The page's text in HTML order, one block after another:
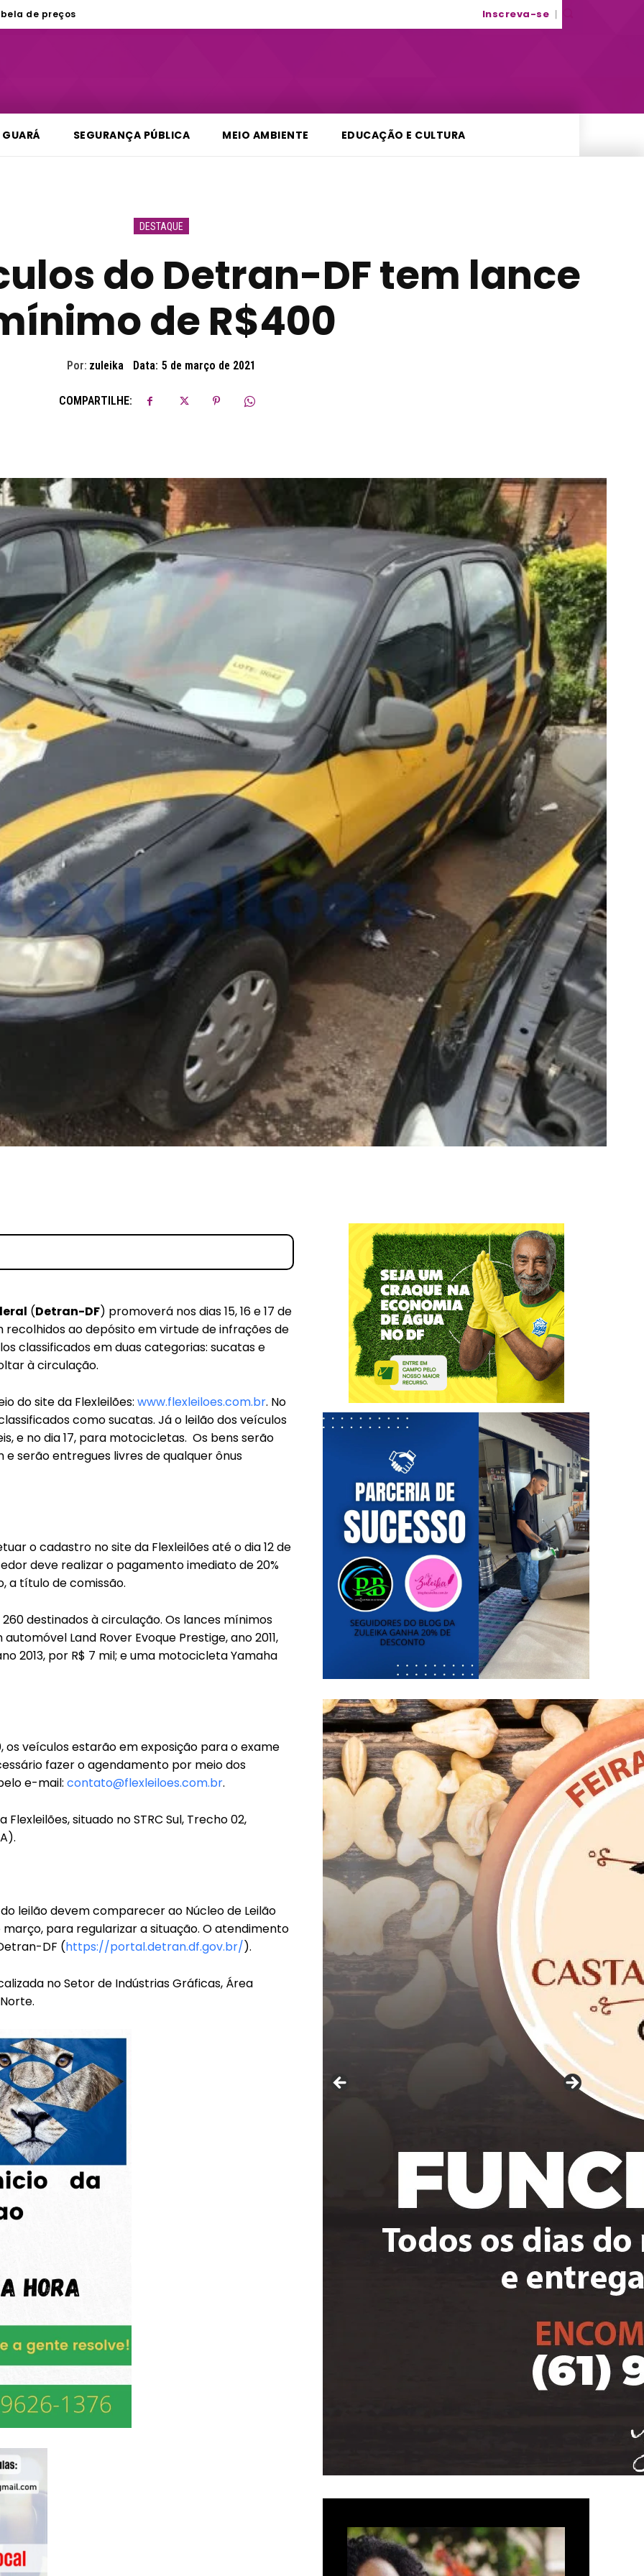
━ pricing plans
Pro
Etiam est nibh, lobortis sit
Praesent euismod ac
de preços Inscreva-se
GUARÁ SEGURANÇA PÚBLICA MEIO AMBIENTE EDUCAÇÃO E CULTURA
DESTAQUE
do Detran-DF tem lance
de R$400
Por: zuleika Data: 5 de março de 2021
COMPARTILHE:
(Detran-DF) promoverá nos dias 15, 16 e 17 de
ao depósito em virtude de infrações de
classificados em duas categorias: sucatas e
à circulação.
do site da Flexleilões: www.flexleiloes.com.br. No
como sucatas. Já o leilão dos veículos
e no dia 17, para motocicletas. Os bens serão
serão entregues livres de qualquer ônus
o cadastro no site da Flexleilões até o dia 12 de
deve realizar o pagamento imediato de 20%
a título de comissão.
destinados à circulação. Os lances mínimos
Land Rover Evoque Prestige, ano 2011,
2013, por R$ 7 mil; e uma motocicleta Yamaha
os veículos estarão em exposição para o exame
fazer o agendamento por meio dos
e-mail: contato@flexleiloes.com.br.
situado no STRC Sul, Trecho 02,
leilão devem comparecer ao Núcleo de Leilão
para regularizar a situação. O atendimento
DF (https://portal.detran.df.gov.br/).
no Setor de Indústrias Gráficas, Área